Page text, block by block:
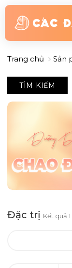
Trang chủ Sản
TÌM KIẾM
Đặc trị Kết quả